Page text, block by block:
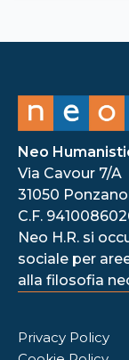
Neo
Via Cavour 7/A
31050
C.F.
Neo H.R. si
sociale per
alla filosofia
Privacy Policy